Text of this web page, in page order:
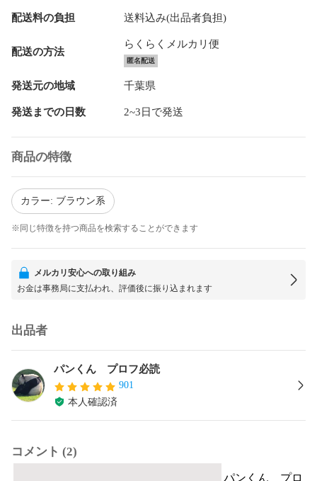
配送料の負担 送料込み(出品者負担)
配送の方法
らくらくメルカリ便
匿名配送
発送元の地域 千葉県
発送までの日数 2~3日で発送
商品の特徴
カラー: ブラウン系
※同じ特徴を持つ商品を検索することができます
メルカリ安心への取り組み
お金は事務局に支払われ、評価後に振り込まれます
出品者
パンくん プロフ必読
901
本人確認済
コメント (2)
パンくん プロ